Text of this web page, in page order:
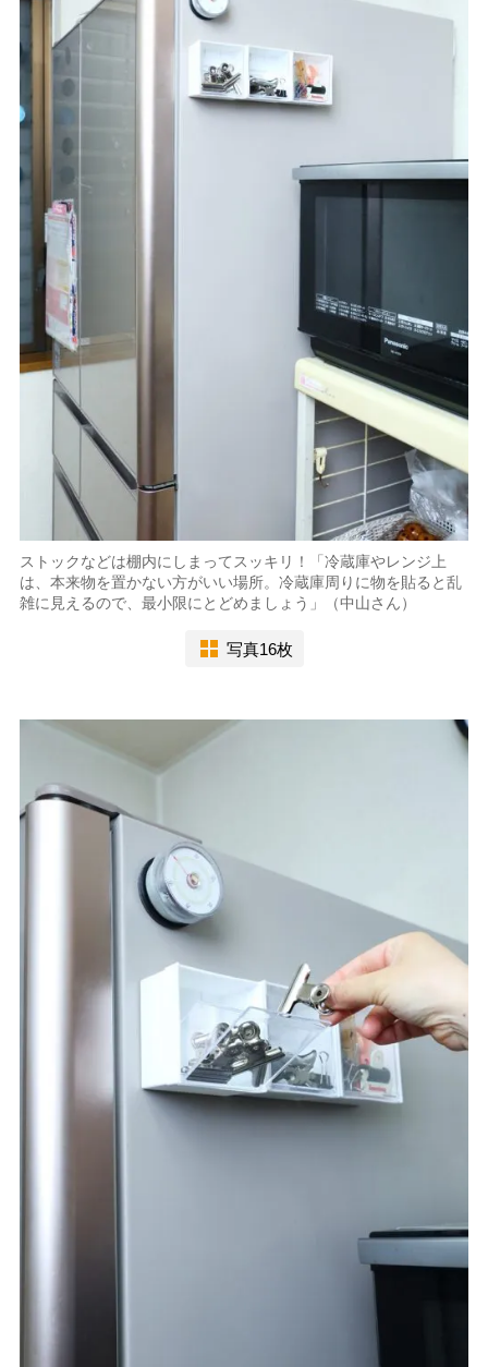
ストックなどは棚内にしまってスッキリ！「冷蔵庫やレンジ上
は、本来物を置かない方がいい場所。冷蔵庫周りに物を貼ると乱
雑に見えるので、最小限にとどめましょう」（中山さん）
写真16枚